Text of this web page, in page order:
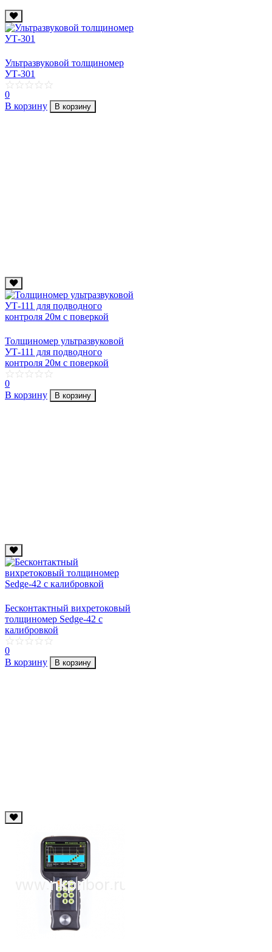
Ультразвуковой толщиномер
УТ-301
0
В корзину
В корзину
Толщиномер ультразвуковой
УТ-111 для подводного
контроля 20м с поверкой
0
В корзину
В корзину
Бесконтактный вихретоковый
толщиномер Sedge-42 с
калибровкой
0
В корзину
В корзину